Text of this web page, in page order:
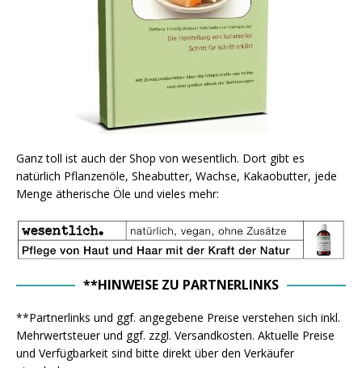
Ganz toll ist auch der Shop von wesentlich. Dort gibt es
natürlich Pflanzenöle, Sheabutter, Wachse, Kakaobutter, jede
Menge ätherische Öle und vieles mehr:
**HINWEISE ZU PARTNERLINKS
**Partnerlinks und ggf. angegebene Preise verstehen sich inkl.
Mehrwertsteuer und ggf. zzgl. Versandkosten. Aktuelle Preise
und Verfügbarkeit sind bitte direkt über den Verkäufer